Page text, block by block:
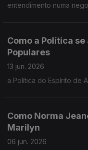
entendimento numa
Como a Política
Populares
13 jun. 2026
a Política do Espírito de
Como Norma
Marilyn
06 jun. 2026